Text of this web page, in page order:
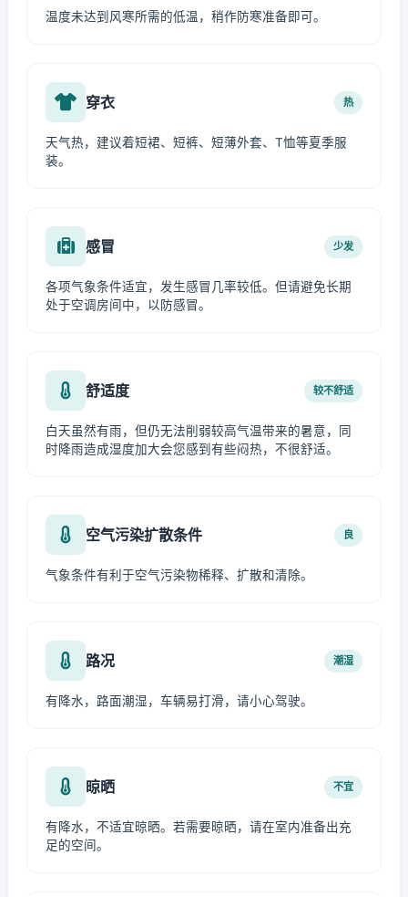
温度未达到风寒所需的低温，稍作防寒准备即可。
穿衣 热
天气热，建议着短裙、短裤、短薄外套、T恤等夏季服
装。
感冒 少发
各项气象条件适宜，发生感冒几率较低。但请避免长期
处于空调房间中，以防感冒。
舒适度 较不舒适
白天虽然有雨，但仍无法削弱较高气温带来的暑意，同
时降雨造成湿度加大会您感到有些闷热，不很舒适。
空气污染扩散条件 良
气象条件有利于空气污染物稀释、扩散和清除。
路况 潮湿
有降水，路面潮湿，车辆易打滑，请小心驾驶。
晾晒 不宜
有降水，不适宜晾晒。若需要晾晒，请在室内准备出充
足的空间。